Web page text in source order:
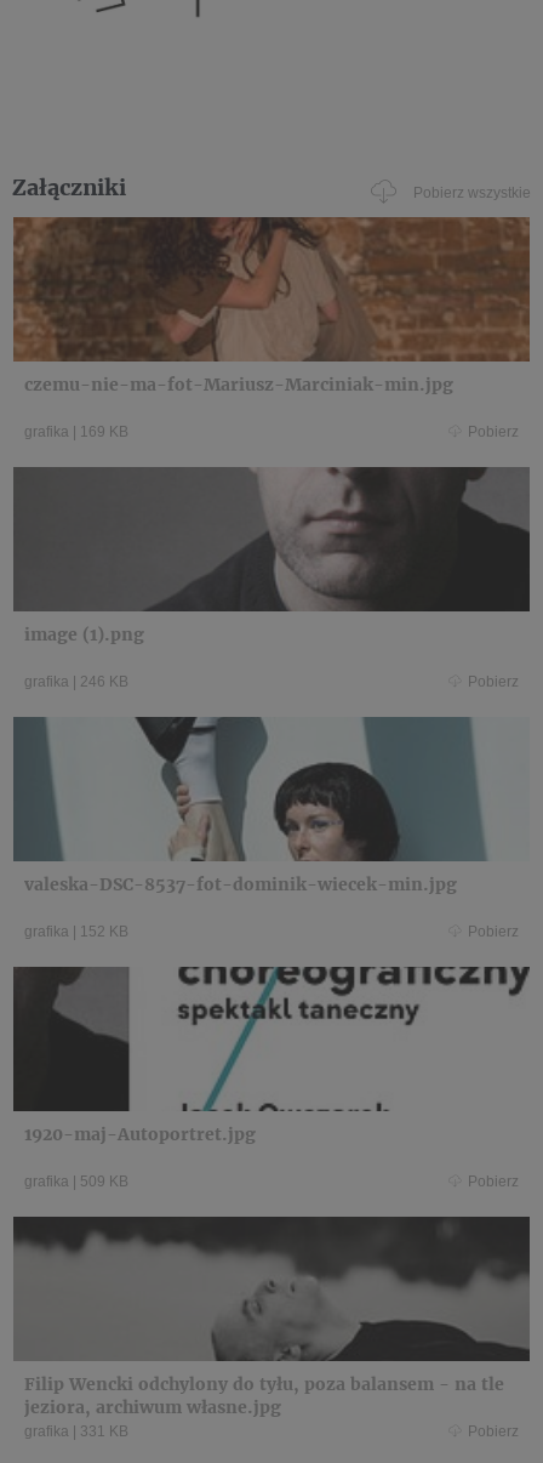
Załączniki Pobierz wszystkie
czemu-nie-ma-fot-Mariusz-Marciniak-min.jpg
grafika 169 KB Pobierz
image (1).png
grafika 246 KB Pobierz
valeska-DSC-8537-fot-dominik-wiecek-min.jpg
grafika 152 KB Pobierz
1920-maj-Autoportret.jpg
grafika 509 KB Pobierz
Filip Wencki odchylony do tyłu, poza balansem - na tle
jeziora, archiwum własne.jpg
grafika 331 KB Pobierz